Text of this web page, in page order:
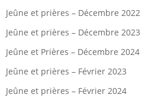
Jeûne et prières – Décembre 2022
Jeûne et prières – Décembre 2023
Jeûne et Prières – Décembre 2024
Jeûne et prières – Février 2023
Jeûne et prières – Février 2024